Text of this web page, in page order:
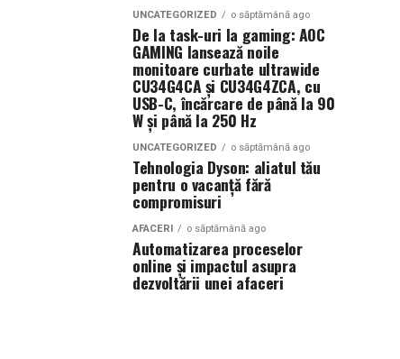
UNCATEGORIZED o săptămână ago
De la task-uri la gaming: AOC
GAMING lansează noile
monitoare curbate ultrawide
CU34G4CA și CU34G4ZCA, cu
USB-C, încărcare de până la 90
W și până la 250 Hz
UNCATEGORIZED o săptămână ago
Tehnologia Dyson: aliatul tău
pentru o vacanță fără
compromisuri
AFACERI o săptămână ago
Automatizarea proceselor
online și impactul asupra
dezvoltării unei afaceri